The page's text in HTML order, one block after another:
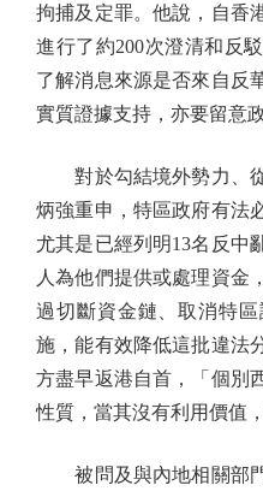
拘捕及定罪。他說，自香
進行了約200次澄清和反
了解消息來源是否來自反
實質證據支持，亦要留意
對於勾結境外勢力、從
炳強重申，特區政府有法
尤其是已經列明13名反中
人為他們提供或處理資金
過切斷資金鏈、取消特
施，能有效降低這批違法
方盡早返港自首，「個別
性質，當其沒有利用價值
被問及與內地相關部門